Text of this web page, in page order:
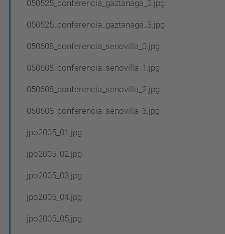
050525_conferencia_gaztanaga_2.jpg
050525_conferencia_gaztanaga_3.jpg
050608_conferencia_senovilla_0.jpg
050608_conferencia_senovilla_1.jpg
050608_conferencia_senovilla_2.jpg
050608_conferencia_senovilla_3.jpg
jpo2005_01.jpg
jpo2005_02.jpg
jpo2005_03.jpg
jpo2005_04.jpg
jpo2005_05.jpg